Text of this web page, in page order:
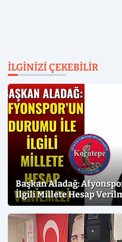
İLGINIZI ÇEKEBILIR
Başkan Aladağ:
İlgili Millete Hesap